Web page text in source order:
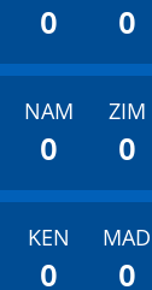
0 0
NAM ZIM
0 0
KEN MAD
0 0